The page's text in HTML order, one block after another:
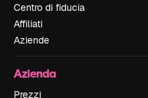
Centro di fiducia
Affiliati
Aziende
Azienda
Prezzi